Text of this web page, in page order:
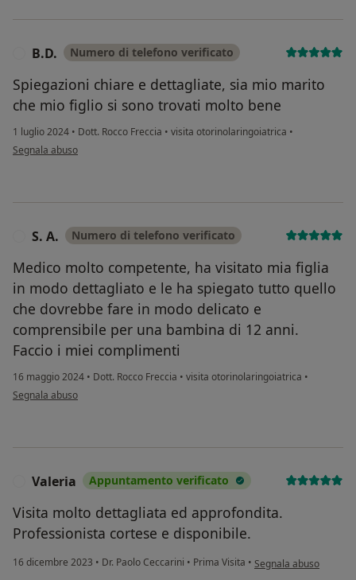
B.D. Numero di telefono verificato
Spiegazioni chiare e dettagliate, sia mio marito
che mio figlio si sono trovati molto bene
1 luglio 2024 • Dott. Rocco Freccia • visita otorinolaringoiatrica •
secondo l'opinione dell'utente B.D.
Segnala abuso
S. A. Numero di telefono verificato
Medico molto competente, ha visitato mia figlia
in modo dettagliato e le ha spiegato tutto quello
che dovrebbe fare in modo delicato e
comprensibile per una bambina di 12 anni.
Faccio i miei complimenti
16 maggio 2024 • Dott. Rocco Freccia • visita otorinolaringoiatrica •
secondo l'opinione dell'utente S. A.
Segnala abuso
Valeria Appuntamento verificato
Visita molto dettagliata ed approfondita.
Professionista cortese e disponibile.
16 dicembre 2023 • Dr. Paolo Ceccarini • Prima Visita • secondo l'opinione
Segnala abuso